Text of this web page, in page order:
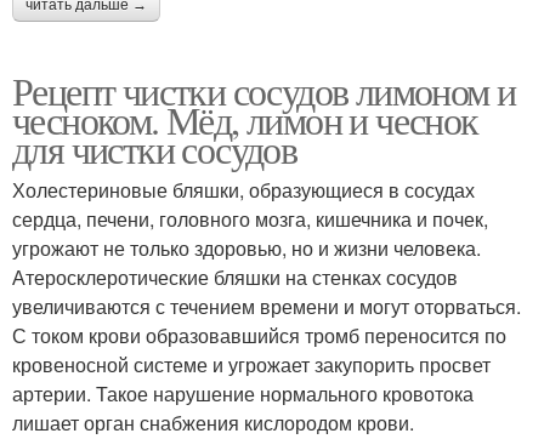
читать дальше →
Рецепт чистки сосудов лимоном и
чесноком. Мёд, лимон и чеснок
для чистки сосудов
Холестериновые бляшки, образующиеся в сосудах
сердца, печени, головного мозга, кишечника и почек,
угрожают не только здоровью, но и жизни человека.
Атеросклеротические бляшки на стенках сосудов
увеличиваются с течением времени и могут оторваться.
С током крови образовавшийся тромб переносится по
кровеносной системе и угрожает закупорить просвет
артерии. Такое нарушение нормального кровотока
лишает орган снабжения кислородом крови.